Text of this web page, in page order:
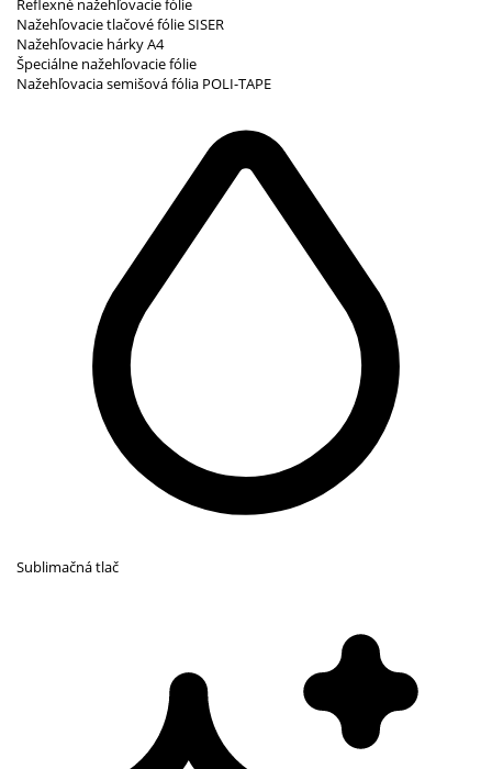
Reflexné nažehľovacie fólie
Nažehľovacie tlačové fólie SISER
Nažehľovacie hárky A4
Špeciálne nažehľovacie fólie
Nažehľovacia semišová fólia POLI-TAPE
Sublimačná tlač